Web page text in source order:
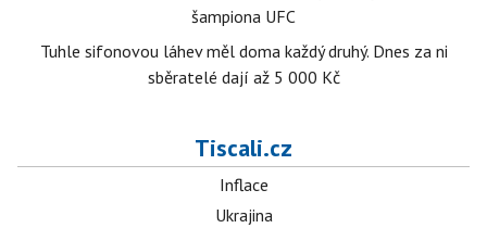
šampiona UFC
Tuhle sifonovou láhev měl doma každý druhý. Dnes za ni
sběratelé dají až 5 000 Kč
Tiscali.cz
Inflace
Ukrajina